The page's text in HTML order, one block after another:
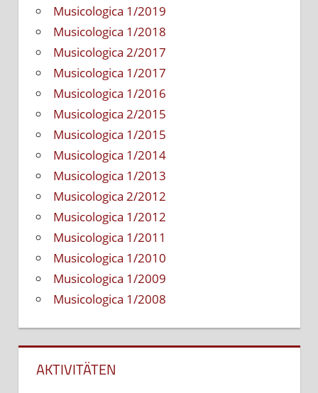
Musicologica 1/2019
Musicologica 1/2018
Musicologica 2/2017
Musicologica 1/2017
Musicologica 1/2016
Musicologica 2/2015
Musicologica 1/2015
Musicologica 1/2014
Musicologica 1/2013
Musicologica 2/2012
Musicologica 1/2012
Musicologica 1/2011
Musicologica 1/2010
Musicologica 1/2009
Musicologica 1/2008
AKTIVITÄTEN